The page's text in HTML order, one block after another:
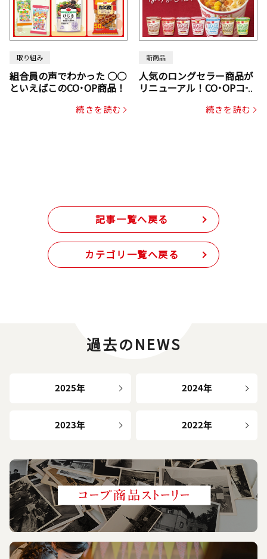
取り組み
組合員の声でわかった ○○
といえばこのCO･OP商品！
続きを読む
新商品
人気のロングセラー商品が
リニューアル！CO･OPコー
続きを読む
記事一覧へ戻る
カテゴリ一覧へ戻る
過去のNEWS
2025年 2024年
2023年 2022年